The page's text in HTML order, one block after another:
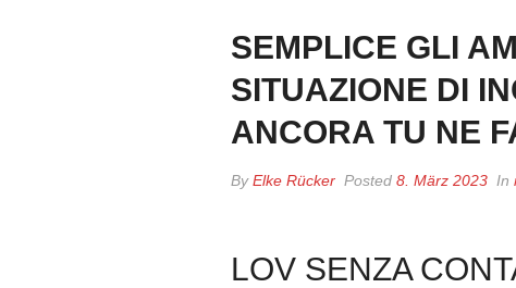
SEMPLICE GLI
SITUAZIONE DI
ANCORA TU NE
ByElke Rücker Posted 8. März 2023 In
LOV SENZA